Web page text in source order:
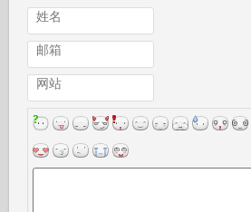
姓名
邮箱
网站